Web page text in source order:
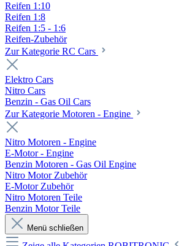
Reifen 1:10
Reifen 1:8
Reifen 1:5 - 1:6
Reifen-Zubehör
Zur Kategorie RC Cars
Elektro Cars
Nitro Cars
Benzin - Gas Oil Cars
Zur Kategorie Motoren - Engine
Nitro Motoren - Engine
E-Motor - Engine
Benzin Motoren - Gas Oil Engine
Nitro Motor Zubehör
E-Motor Zubehör
Nitro Motoren Teile
Benzin Motor Teile
Menü schließen